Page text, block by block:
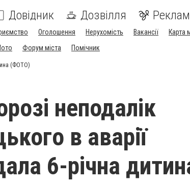
Довідник Дозвілля
Оголошення Нерухомість Вакансії Карта
Форум міста Помічник
(ФОТО)
неподалік
в аварії
6-річна